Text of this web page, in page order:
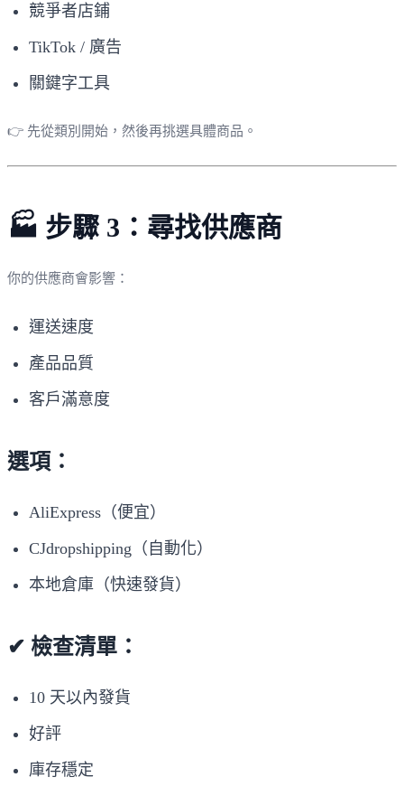
競爭者店鋪
TikTok / 廣告
關鍵字工具
👉 先從類別開始，然後再挑選具體商品。
🏭 步驟 3：尋找供應商
你的供應商會影響：
運送速度
產品品質
客戶滿意度
選項：
AliExpress（便宜）
CJdropshipping（自動化）
本地倉庫（快速發貨）
✔ 檢查清單：
10 天以內發貨
好評
庫存穩定